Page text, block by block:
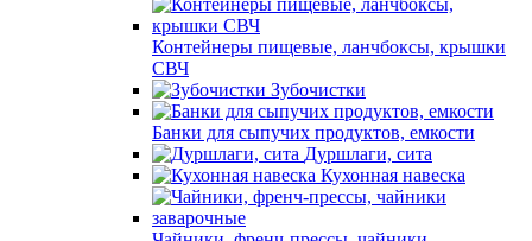
Контейнеры пищевые, ланчбоксы, крышки
СВЧ
Зубочистки
Банки для сыпучих продуктов, емкости
Дуршлаги, сита
Кухонная навеска